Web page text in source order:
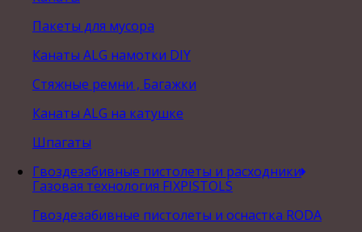
Пакеты для мусора
Канаты ALG намотки DIY
Стяжные ремни , Багажки
Канаты ALG на катушке
Шпагаты
Гвоздезабивные пистолеты и расходники
Газовая технология FIXPISTOLS
Гвоздезабивные пистолеты и оснастка RODA